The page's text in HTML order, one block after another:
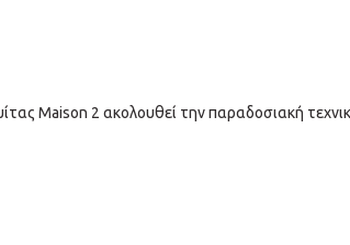
Maison 2 ακολουθεί την παραδοσιακή